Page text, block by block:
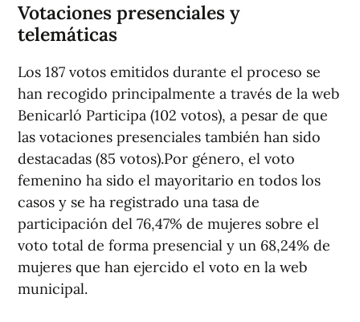
Votaciones presenciales y
telemáticas
Los 187 votos emitidos durante el proceso se
han recogido principalmente a través de la web
Benicarló Participa (102 votos), a pesar de que
las votaciones presenciales también han sido
destacadas (85 votos).Por género, el voto
femenino ha sido el mayoritario en todos los
casos y se ha registrado una tasa de
participación del 76,47% de mujeres sobre el
voto total de forma presencial y un 68,24% de
mujeres que han ejercido el voto en la web
municipal.